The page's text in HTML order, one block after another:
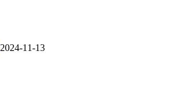
2024-11-13